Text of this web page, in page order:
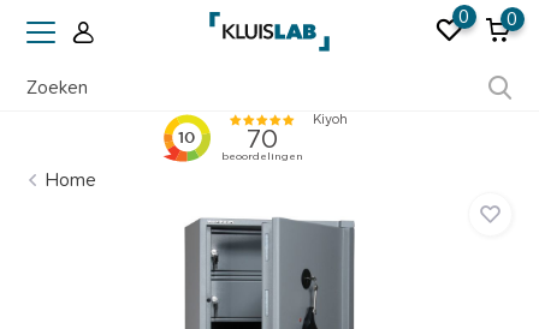
0 0
Home